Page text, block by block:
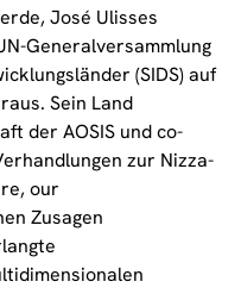
José Ulisses
Generalversammlung
(SIDS) auf
Sein Land
der AOSIS und co-
zur Nizza-
our
Zusagen